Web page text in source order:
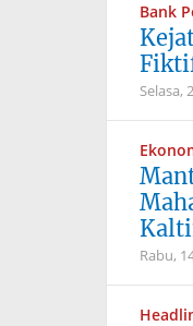
Bank
Selasa,
Rabu,